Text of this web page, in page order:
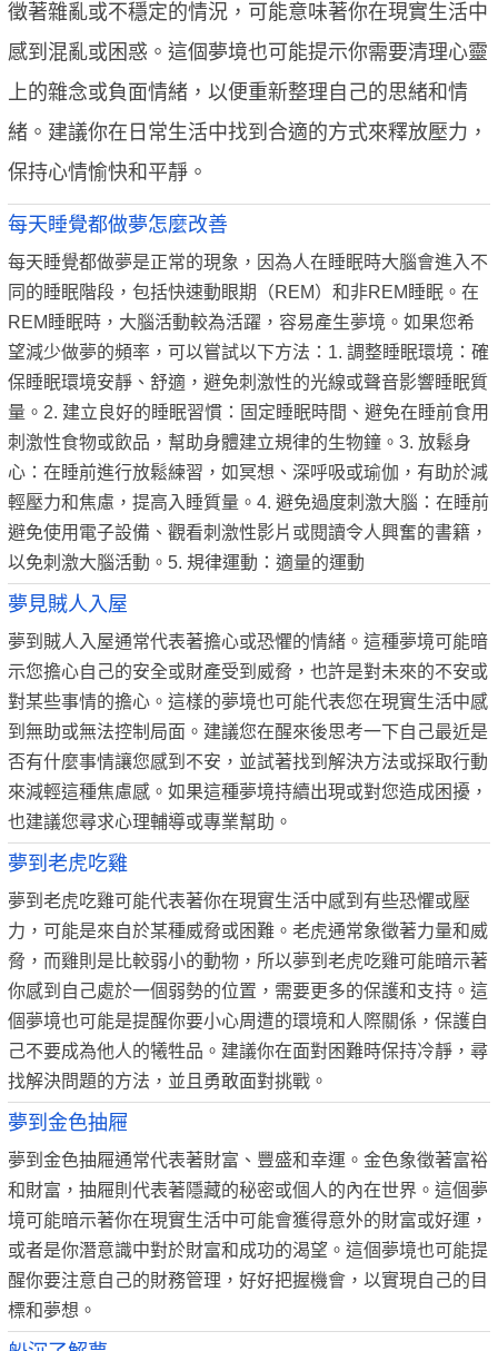
徵著雜亂或不穩定的情況，可能意味著你在現實生活中
感到混亂或困惑。這個夢境也可能提示你需要清理心靈
上的雜念或負面情緒，以便重新整理自己的思緒和情
緒。建議你在日常生活中找到合適的方式來釋放壓力，
保持心情愉快和平靜。
每天睡覺都做夢怎麼改善
每天睡覺都做夢是正常的現象，因為人在睡眠時大腦會進入不
同的睡眠階段，包括快速動眼期（REM）和非REM睡眠。在
REM睡眠時，大腦活動較為活躍，容易產生夢境。如果您希
望減少做夢的頻率，可以嘗試以下方法：1. 調整睡眠環境：確
保睡眠環境安靜、舒適，避免刺激性的光線或聲音影響睡眠質
量。2. 建立良好的睡眠習慣：固定睡眠時間、避免在睡前食用
刺激性食物或飲品，幫助身體建立規律的生物鐘。3. 放鬆身
心：在睡前進行放鬆練習，如冥想、深呼吸或瑜伽，有助於減
輕壓力和焦慮，提高入睡質量。4. 避免過度刺激大腦：在睡前
避免使用電子設備、觀看刺激性影片或閱讀令人興奮的書籍，
以免刺激大腦活動。5. 規律運動：適量的運動
夢見賊人入屋
夢到賊人入屋通常代表著擔心或恐懼的情緒。這種夢境可能暗
示您擔心自己的安全或財產受到威脅，也許是對未來的不安或
對某些事情的擔心。這樣的夢境也可能代表您在現實生活中感
到無助或無法控制局面。建議您在醒來後思考一下自己最近是
否有什麼事情讓您感到不安，並試著找到解決方法或採取行動
來減輕這種焦慮感。如果這種夢境持續出現或對您造成困擾，
也建議您尋求心理輔導或專業幫助。
夢到老虎吃雞
夢到老虎吃雞可能代表著你在現實生活中感到有些恐懼或壓
力，可能是來自於某種威脅或困難。老虎通常象徵著力量和威
脅，而雞則是比較弱小的動物，所以夢到老虎吃雞可能暗示著
你感到自己處於一個弱勢的位置，需要更多的保護和支持。這
個夢境也可能是提醒你要小心周遭的環境和人際關係，保護自
己不要成為他人的犧牲品。建議你在面對困難時保持冷靜，尋
找解決問題的方法，並且勇敢面對挑戰。
夢到金色抽屜
夢到金色抽屜通常代表著財富、豐盛和幸運。金色象徵著富裕
和財富，抽屜則代表著隱藏的秘密或個人的內在世界。這個夢
境可能暗示著你在現實生活中可能會獲得意外的財富或好運，
或者是你潛意識中對於財富和成功的渴望。這個夢境也可能提
醒你要注意自己的財務管理，好好把握機會，以實現自己的目
標和夢想。